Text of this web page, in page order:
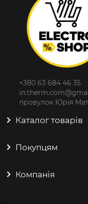
+380 63 684 46 35
провулок Юрія
Каталог товарів
Покупцям
Компанія